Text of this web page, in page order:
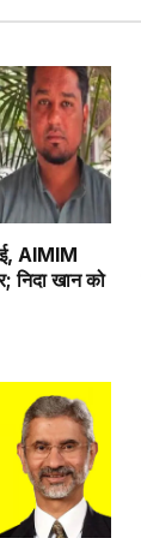
AIMIM
निदा खान को